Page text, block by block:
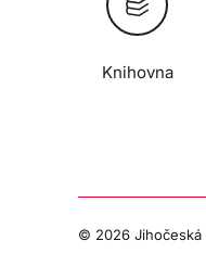
Knihovna
© 2026